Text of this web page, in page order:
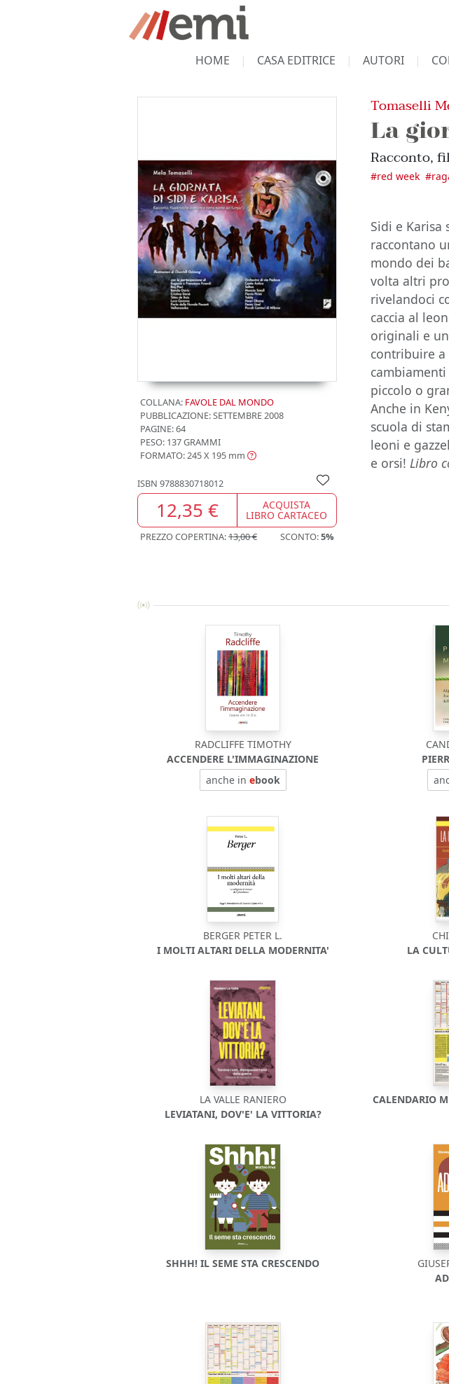
HOME CASA EDITRICE AUTORI
COLLANA: FAVOLE DAL MONDO
PUBBLICAZIONE:SETTEMBRE 2008
PAGINE: 64
PESO: 137 GRAMMI
FORMATO: 245 X 195 mm
ISBN 9788830718012
12,35 € ACQUISTA
LIBRO CARTACEO
PREZZO COPERTINA:13,00 € SCONTO:5%
Tomaselli
La
Racconto,
#red week #
Sidi e
raccontano
mondo dei
volta altri
rivelandoci
caccia al
originali e
contribuire a
piccolo o
Anche in
scuola di
leoni e
e orsi!Libro
RADCLIFFE TIMOTHY
ACCENDERE L'IMMAGINAZIONE
anche in ebook
BERGER PETER L.
I MOLTI ALTARI DELLA MODERNITA'
LA
LA VALLE RANIERO
LEVIATANI, DOV'E' LA VITTORIA?
CALENDARIO
SHHH! IL SEME STA CRESCENDO